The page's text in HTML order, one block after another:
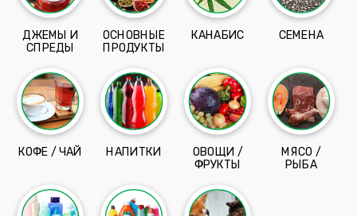
ДЖЕМЫ И
СПРЕДЫ
ОСНОВНЫЕ
ПРОДУКТЫ
КАНАБИС СЕМЕНА
КОФЕ / ЧАЙ НАПИТКИ ОВОЩИ /
ФРУКТЫ
МЯСО /
РЫБА